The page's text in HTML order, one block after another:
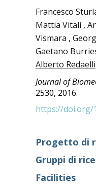
Francesco
Mattia Vitali ,
Vismara ,
Gaetano
Alberto Redaelli
Journal of
2530, 2016.
https://doi.org/
Progetto di
Gruppi di
Facilities